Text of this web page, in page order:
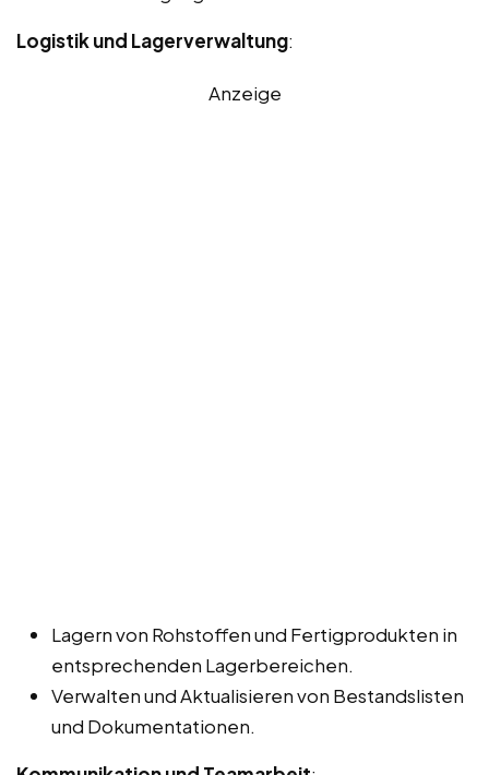
Logistik und Lagerverwaltung:
Anzeige
Lagern von Rohstoffen und Fertigprodukten in
entsprechenden Lagerbereichen.
Verwalten und Aktualisieren von Bestandslisten
und Dokumentationen.